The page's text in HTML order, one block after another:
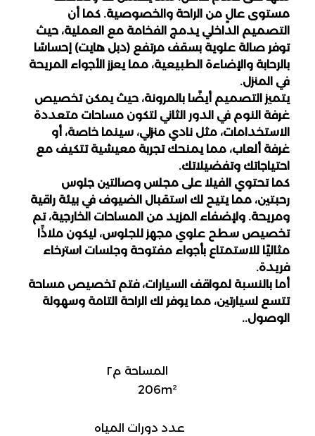
مستوى عالٍ من الراحة والخصوصية. كما أن
التصميم الداخلي يدمج الفخامة مع العملية، حيث
توفر صالة علوية بسقف مرتفع (دبل هايت) إحساسًا
بالرحابة والإضاءة الطبيعية، مما يعزز الأجواء المريحة
في المنزل.
يتميز التصميم أيضًا بالمرونة، حيث يمكن تخصيص
غرفة النوم في الدور الثاني لتكون مساحات متعددة
الاستخدامات، مثل نادي منزلي، سينما خاصة، أو
غرفة ألعاب، مما يمنحك تجربة معيشية تتكيف مع
احتياجاتك وتفضيلاتك.
كما تحتوي الفيلا على مجلس وصالتين جلوس
رحبتين، مما يتيح لك استقبال الضيوف في بيئة راقية
ومريحة. ولإضفاء المزيد من المساحات الخارجية، تم
تخصيص سطح علوي مجهز للجلوس، ليكون ملاذًا
مثاليًا للاستمتاع بأجواء مفتوحة وجلسات استرخاء
فريدة.
أما بالنسبة لمواقف السيارات، فتم تخصيص مساحة
تتسع لسيارتين، مما يوفر لك الراحة التامة وسهولة
الوصول..
المساحة م٢
206m²
عدد دورات المياه